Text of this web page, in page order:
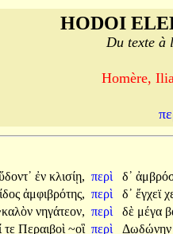
HODOI
Du texte à
Homère,
ἐν κλισίῃ, περὶ δ᾽
ἀμφιβρότης, περὶ δ᾽ ἔγχεϊ
νηγάτεον, περὶ δὲ μέγα
τε Περαιβοὶ ~οἳ περὶ Δωδώνην